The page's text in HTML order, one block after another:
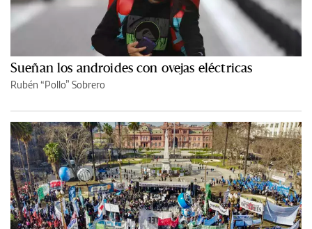
Sueñan los androides con ovejas eléctricas
Rubén “Pollo” Sobrero